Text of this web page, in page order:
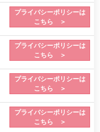
プライバシーポリシーは
こちら ＞
プライバシーポリシーは
こちら ＞
プライバシーポリシーは
こちら ＞
プライバシーポリシーは
こちら ＞